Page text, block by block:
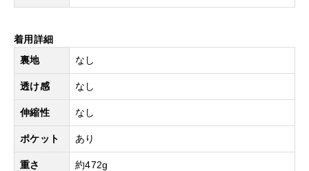
着用詳細
裏地
なし
透け感 なし
伸縮性 なし
ポケット あり
重さ 約472g